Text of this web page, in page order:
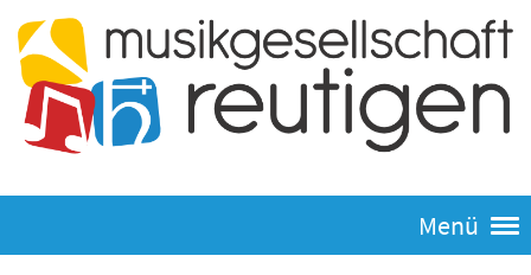
Menü